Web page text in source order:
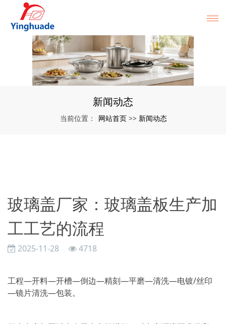
新闻动态
当前位置： 网站首页 >> 新闻动态
玻璃盖厂家：玻璃盖板生产加
工工艺的流程
2025-11-28 4718
工程—开料—开槽—倒边—精刻—平磨—清洗—电镀/丝印
—镜片清洗—包装。